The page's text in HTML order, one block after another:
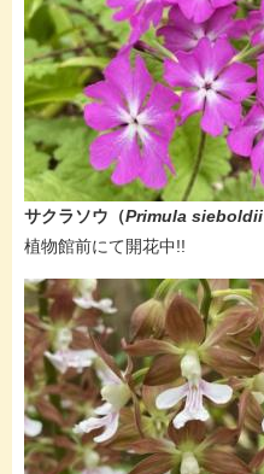
サクラソウ（Primula sieboldii
​植物館前にて開花中!!​